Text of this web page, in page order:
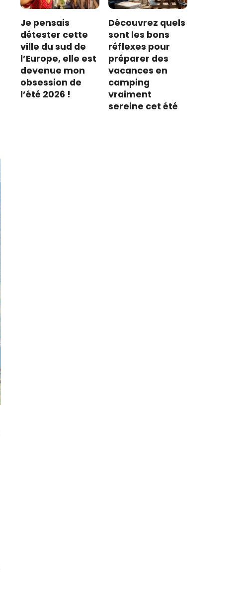
Je pensais
détester cette
ville du sud de
l’Europe, elle est
devenue mon
obsession de
l’été 2026 !
Découvrez quels
sont les bons
réflexes pour
préparer des
vacances en
camping
vraiment
sereine cet été